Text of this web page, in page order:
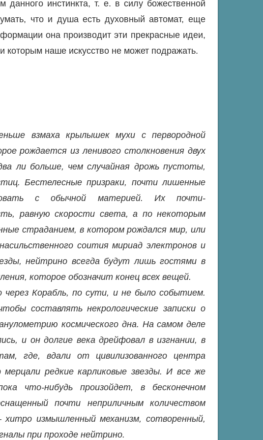
данного инстинкта, т. е. в силу божественной
что и душа есть духовный автомат, еще
она производит эти прекрасные идеи,
которым наше искусство не может подражать.
взмаха крылышек мухи с первородной
рождается из ленивого столкновения двух
ли больше, чем случайная дрожь пустоты,
Бестелесные призраки, почти лишенные
с обычной материей. Их почти-
равную скорости света, а по некоторым
страданием, в котором рождался мир, или
соития мириад электронов и
нейтрино всегда будут лишь гостями в
которое обозначит конец всех вещей.
Корабль, по сути, и не было событием.
составлять некрологические записки о
космического дна. На самом деле
и он долгие века дрейфовал в изгнании, в
где, вдали от цивилизованного центра
мерцали редкие карликовые звезды. И все же
что-нибудь произойдет, в бесконечном
почти неприличным количеством
измышленный механизм, сотворенный,
при проходе нейтрино.